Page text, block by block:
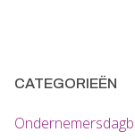
CATEGORIEËN